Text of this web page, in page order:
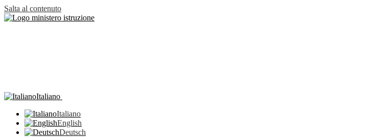
Salta al contenuto
Italiano
Italiano
English
Deutsch